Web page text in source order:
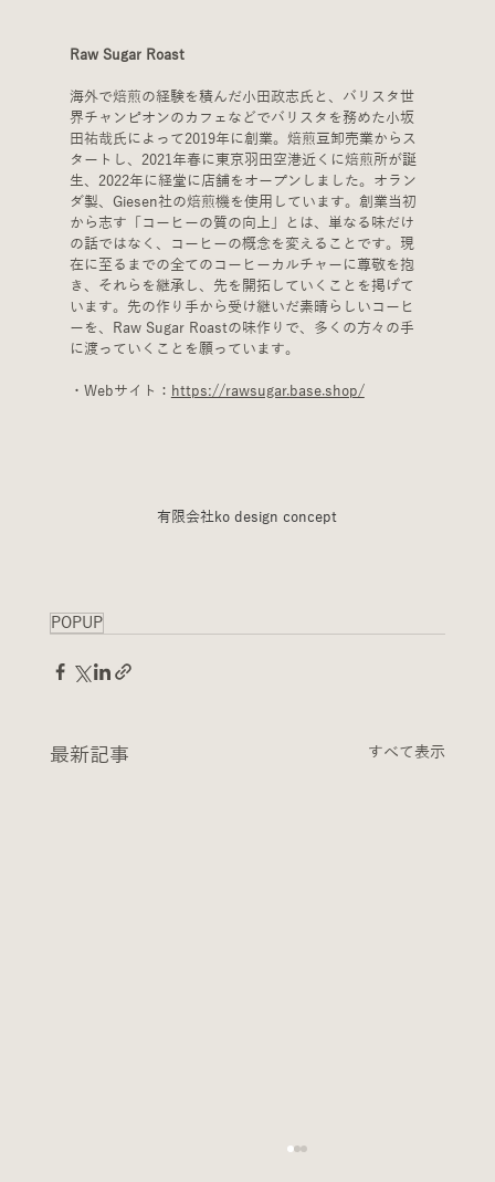
Raw Sugar Roast
海外で焙煎の経験を積んだ小田政志氏と、バリスタ世
界チャンピオンのカフェなどでバリスタを務めた小坂
田祐哉氏によって2019年に創業。焙煎豆卸売業からス
タートし、2021年春に東京羽田空港近くに焙煎所が誕
生、2022年に経堂に店舗をオープンしました。オラン
ダ製、Giesen社の焙煎機を使用しています。創業当初
から志す「コーヒーの質の向上」とは、単なる味だけ
の話ではなく、コーヒーの概念を変えることです。現
在に至るまでの全てのコーヒーカルチャーに尊敬を抱
き、それらを継承し、先を開拓していくことを掲げて
います。先の作り手から受け継いだ素晴らしいコーヒ
ーを、Raw Sugar Roastの味作りで、多くの方々の手
に渡っていくことを願っています。
・Webサイト： https://rawsugar.base.shop/
有限会社ko design concept
POPUP
最新記事 すべて表示